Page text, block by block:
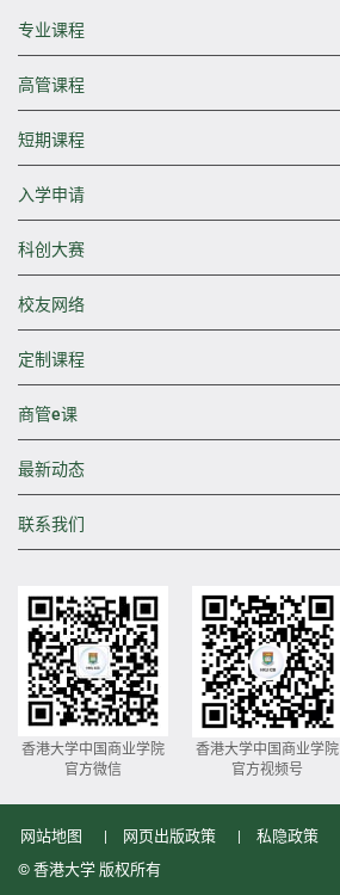
专业课程
高管课程
短期课程
入学申请
科创大赛
校友网络
定制课程
商管e课
最新动态
联系我们
香港大学中国商业学院
官方微信
香港大学中国商业学院
官方视频号
网站地图 网页出版政策
私隐政策
© 香港大学 版权所有